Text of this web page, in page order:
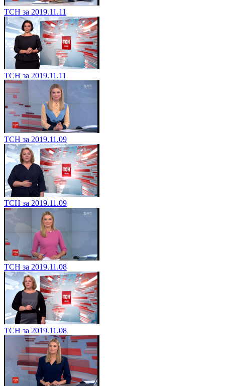
ТСН за 2019.11.11
ТСН за 2019.11.11
ТСН за 2019.11.09
ТСН за 2019.11.09
ТСН за 2019.11.08
ТСН за 2019.11.08